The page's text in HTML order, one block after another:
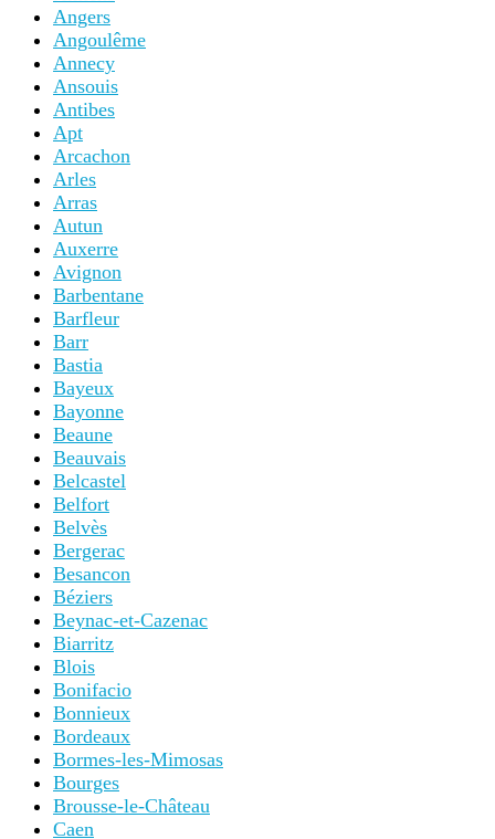
Angers
Angoulême
Annecy
Ansouis
Antibes
Apt
Arcachon
Arles
Arras
Autun
Auxerre
Avignon
Barbentane
Barfleur
Barr
Bastia
Bayeux
Bayonne
Beaune
Beauvais
Belcastel
Belfort
Belvès
Bergerac
Besancon
Béziers
Beynac-et-Cazenac
Biarritz
Blois
Bonifacio
Bonnieux
Bordeaux
Bormes-les-Mimosas
Bourges
Brousse-le-Château
Caen